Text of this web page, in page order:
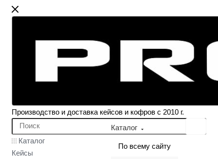
Производство и доставка кейсов и кофров с 2010 г.
Каталог
По всему сайту
Каталог
Кейсы